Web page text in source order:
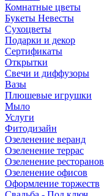
Комнатные цветы
Букеты Невесты
Сухоцветы
Подарки и декор
Сертификаты
Открытки
Свечи и диффузоры
Вазы
Плюшевые игрушки
Мыло
Услуги
Фитодизайн
Озеленение веранд
Озеленение террас
Озеленение ресторанов
Озеленение офисов
Оформление торжеств